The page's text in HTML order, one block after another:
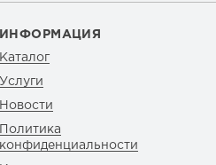
ИНФОРМАЦИЯ
Каталог
Услуги
Новости
Политика
конфиденциальности